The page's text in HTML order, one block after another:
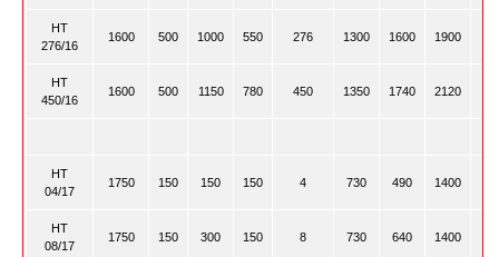
HT
276/16
1600 500 1000 550 276 1300 1600 1900
HT
450/16
1600 500 1150 780 450 1350 1740 2120
HT
04/17
1750 150 150 150 4 730 490 1400
HT
08/17
1750 150 300 150 8 730 640 1400